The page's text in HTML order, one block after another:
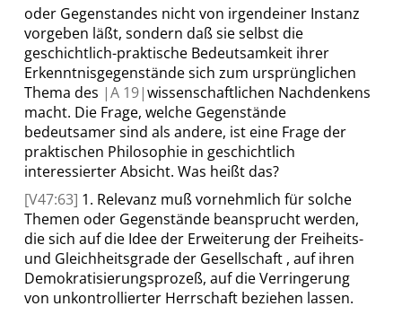
oder Gegenstandes nicht von irgendeiner Instanz
vorgeben läßt, sondern daß sie selbst die
geschichtlich-praktische Bedeutsamkeit ihrer
Erkenntnisgegenstände sich zum ursprünglichen
Thema des |A 19|wissenschaftlichen Nachdenkens
macht. Die Frage, welche Gegenstände
bedeutsamer sind als andere, ist eine Frage der
praktischen Philosophie in geschichtlich
interessierter Absicht. Was heißt das?
[V47:63] 1. Relevanz muß vornehmlich für solche
Themen oder Gegenstände beansprucht werden,
die sich auf die Idee der Erweiterung der Freiheits-
und Gleichheitsgrade der Gesellschaft , auf ihren
Demokratisierungsprozeß, auf die Verringerung
von unkontrollierter Herrschaft beziehen lassen.